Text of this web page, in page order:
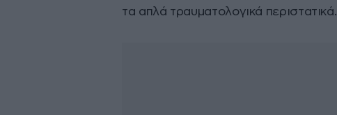
τα απλά τραυματολογικά περιστατικά.